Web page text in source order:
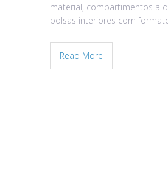
material, compartimentos a
bolsas interiores com
Read More